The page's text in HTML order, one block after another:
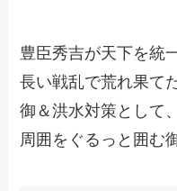
豊臣秀吉が天下を統
長い戦乱で荒れ果て
御＆洪水対策として
周囲をぐるっと囲む